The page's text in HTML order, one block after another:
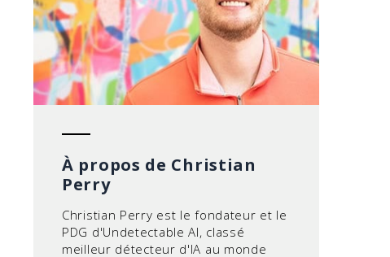
À propos de Christian
Perry
Christian Perry est le fondateur et le
PDG d'Undetectable AI, classé
meilleur détecteur d'IA au monde